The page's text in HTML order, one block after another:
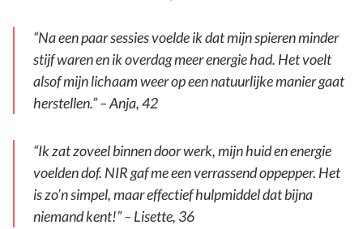
“Na een paar sessies voelde ik dat mijn spieren minder
stijf waren en ik overdag meer energie had. Het voelt
alsof mijn lichaam weer op een natuurlijke manier gaat
herstellen.” – Anja, 42
“Ik zat zoveel binnen door werk, mijn huid en energie
voelden dof. NIR gaf me een verrassend oppepper. Het
is zo’n simpel, maar effectief hulpmiddel dat bijna
niemand kent!” – Lisette, 36